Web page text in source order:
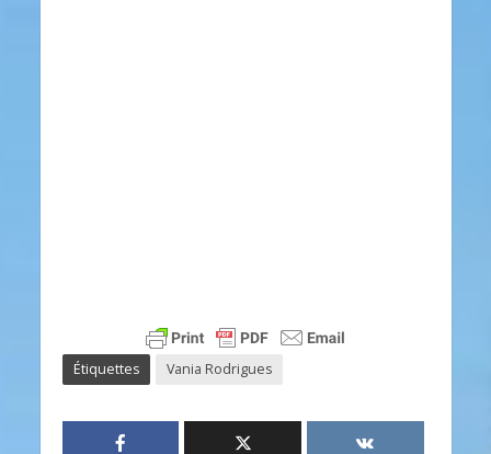
Étiquettes Vania Rodrigues